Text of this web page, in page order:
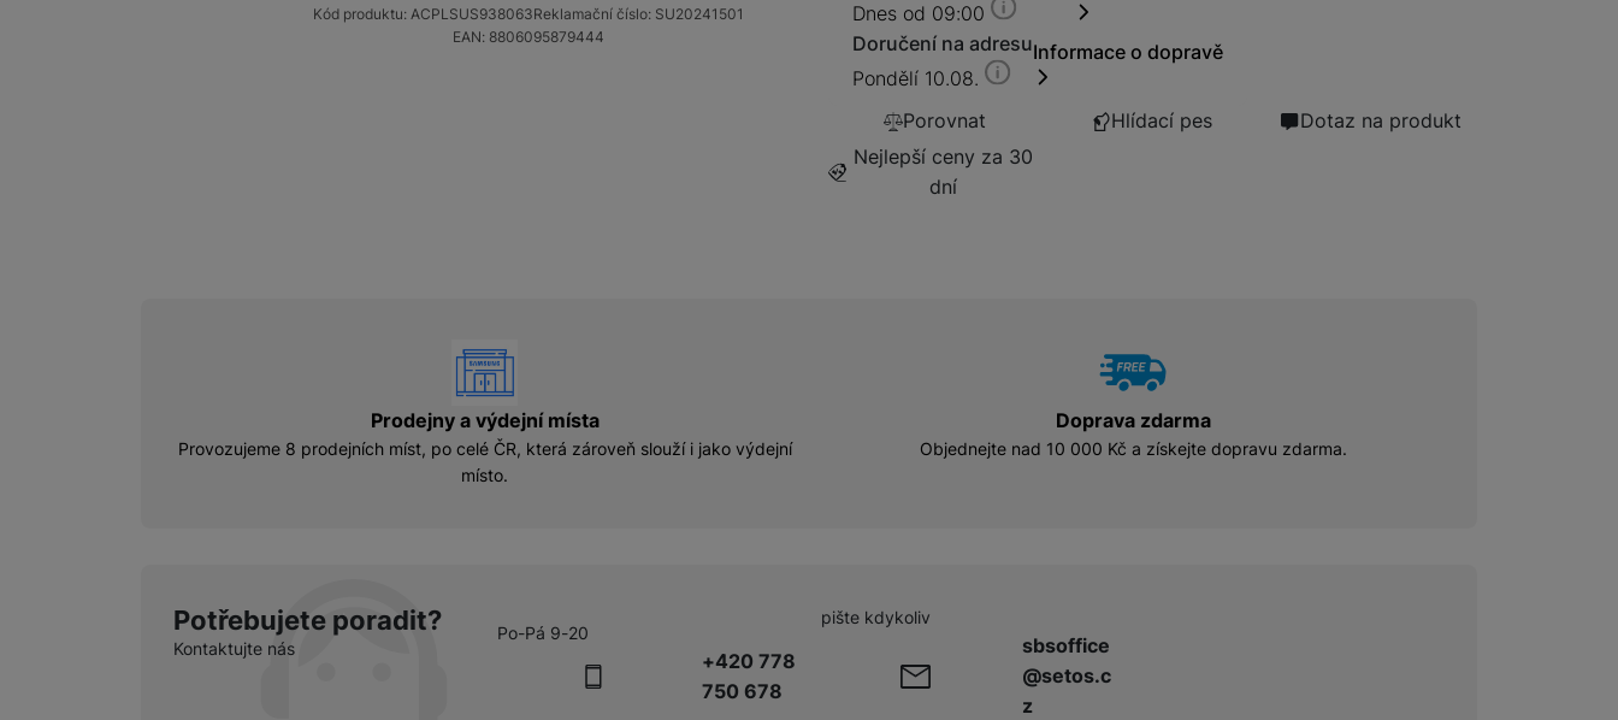
Dnes od 09:00
Doručení na adresu
Pondělí 10.08.
Informace o dopravě
Porovnat Hlídací pes
Dotaz na produkt
Nejlepší ceny za 30
dní
Kód produktu: ACPLSUS938063Reklamační číslo: SU20241501
EAN: 8806095879444
Prodejny a výdejní místa
Provozujeme 8 prodejních míst, po celé ČR, která zároveň slouží i jako výdejní
místo.
Doprava zdarma
Objednejte nad 10 000 Kč a získejte dopravu zdarma.
Potřebujete poradit?
Kontaktujte nás
Po-Pá 9-20
+420 778
750 678
pište kdykoliv
sbsoffice
@setos.c
z